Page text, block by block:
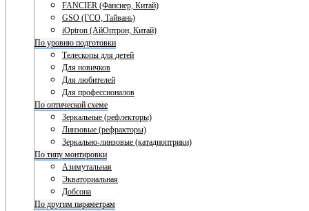
FANCIER (Фансиер, Китай)
GSO (ГСО, Тайвань)
iOptron (АйОптрон, Китай)
По уровню подготовки
Телескопы для детей
Для новичков
Для любителей
Для профессионалов
По оптической схеме
Зеркальные (рефлекторы)
Линзовые (рефракторы)
Зеркально-линзовые (катадиоптрики)
По типу монтировки
Азимутальная
Экваториальная
Добсона
По другим параметрам